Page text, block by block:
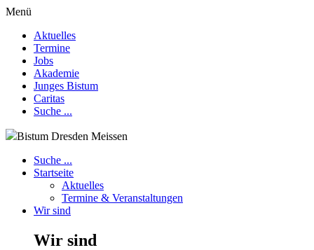
Menü
Aktuelles
Termine
Jobs
Akademie
Junges Bistum
Caritas
Suche ...
Bistum Dresden Meissen
Suche ...
Startseite
Aktuelles
Termine & Veranstaltungen
Wir sind
Wir sind